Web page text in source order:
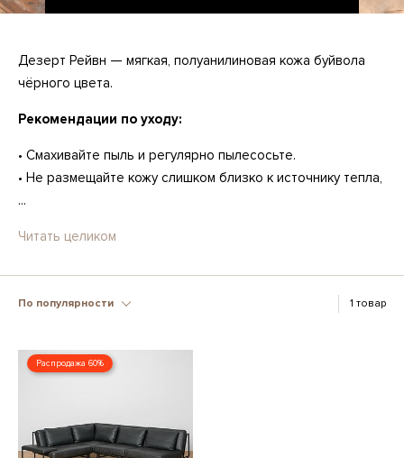
Дезерт Рейвн — мягкая, полуанилиновая кожа буйвола
чёрного цвета.
Рекомендации по уходу:
• Смахивайте пыль и регулярно пылесосьте.
• Не размещайте кожу слишком близко к источнику тепла,
...
Читать целиком
По популярности 1 товар
Распродажа 60%